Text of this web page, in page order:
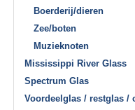
Boerderij/dieren
Zee/boten
Muzieknoten
Mississippi River Glass
Spectrum Glas
Voordeelglas / restglas /